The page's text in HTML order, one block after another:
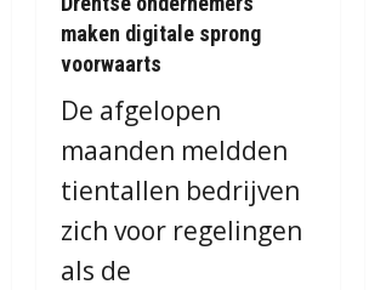
maken digitale sprong
voorwaarts
De afgelopen
maanden meldden
tientallen bedrijven
zich voor regelingen
als de